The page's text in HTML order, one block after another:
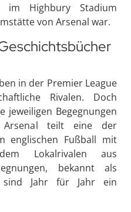
im Highbury Stadium
von Arsenal war.
in der Premier League
Rivalen. Doch
jeweiligen Begegnungen
Arsenal teilt eine der
englischen Fußball mit
Lokalrivalen aus
bekannt als
sind Jahr für Jahr ein